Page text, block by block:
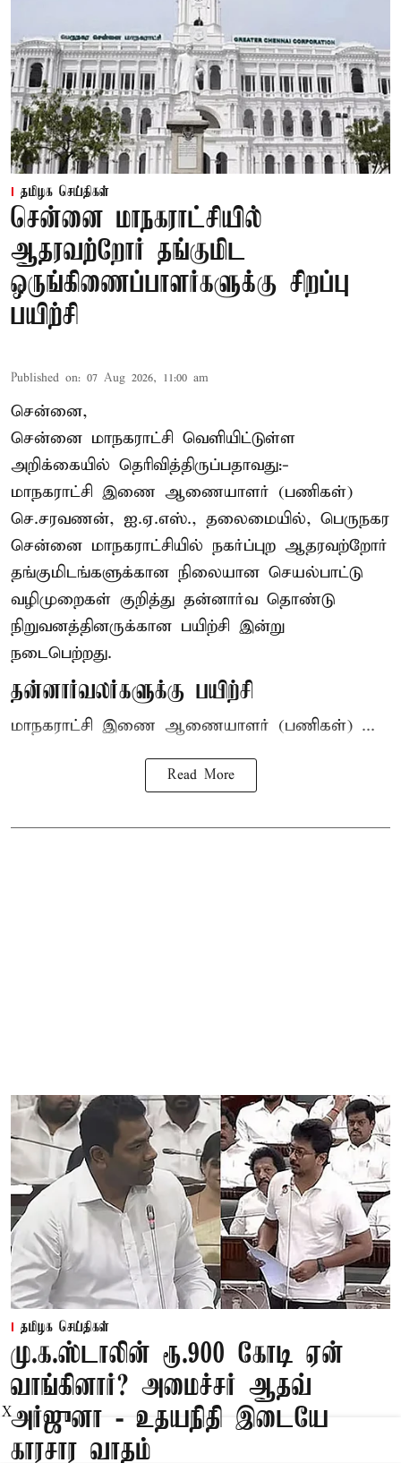
தமிழக செய்திகள்
சென்னை மாநகராட்சியில்
ஆதரவற்றோர் தங்குமிட
ஒருங்கிணைப்பாளர்களுக்கு சிறப்பு
பயிற்சி
Published on: 07 Aug 2026, 11:00 am
சென்னை,
சென்னை மாநகராட்சி வெளியிட்டுள்ள
அறிக்கையில் தெரிவித்திருப்பதாவது:-
மாநகராட்சி இணை ஆணையாளர் (பணிகள்)
செ.சரவணன், ஐ.ஏ.எஸ்., தலைமையில், பெருநகர
சென்னை மாநகராட்சியில் நகர்ப்புற ஆதரவற்றோர்
தங்குமிடங்களுக்கான நிலையான செயல்பாட்டு
வழிமுறைகள் குறித்து தன்னார்வ தொண்டு
நிறுவனத்தினருக்கான பயிற்சி இன்று
நடைபெற்றது.
தன்னார்வலர்களுக்கு பயிற்சி
மாநகராட்சி இணை ஆணையாளர் (பணிகள்) ...
Read More
தமிழக செய்திகள்
மு.க.ஸ்டாலின் ரூ.900 கோடி ஏன்
வாங்கினார்? அமைச்சர் ஆதவ்
அர்ஜுனா - உதயநிதி இடையே
காரசார வாதம்
X